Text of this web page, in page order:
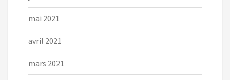
mai 2021
avril 2021
mars 2021